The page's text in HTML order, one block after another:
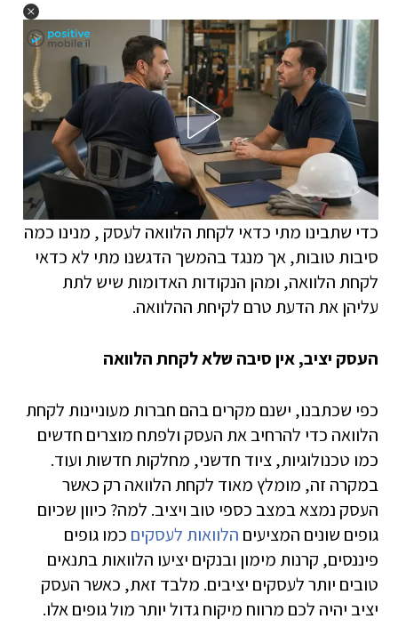
כדי שתבינו מתי כדאי לקחת הלוואה לעסק , מנינו כמה
סיבות טובות, אך מנגד בהמשך הדגשנו מתי לא כדאי
לקחת הלוואה, ומהן הנקודות האדומות שיש לתת
עליהן את הדעת טרם לקיחת ההלוואה.
העסק יציב, אין סיבה שלא לקחת הלוואה
כפי שכתבנו, ישנם מקרים בהם חברות מעוניינות לקחת
הלוואה כדי להרחיב את העסק ולפתח מוצרים חדשים
כמו טכנולוגיות, ציוד חדשני, מחלקות חדשות ועוד.
במקרה זה, מומלץ מאוד לקחת הלוואה רק כאשר
העסק נמצא במצב כספי טוב ויציב. למה? כיוון שכיום
גופים שונים המציעים הלוואות לעסקים כמו גופים
פיננסים, קרנות מימון ובנקים יציעו הלוואות בתנאים
טובים יותר לעסקים יציבים. מלבד זאת, כאשר העסק
יציב יהיה לכם מרווח מיקוח גדול יותר מול גופים אלו.